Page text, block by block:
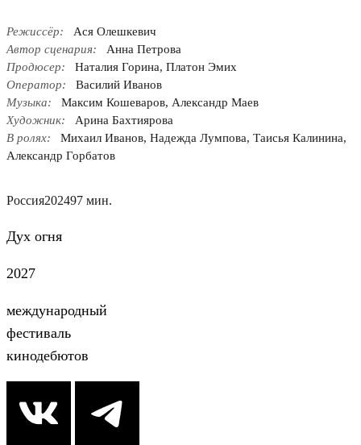
Режиссёр:
Ася Олешкевич
Автор сценария:
Анна Петрова
Продюсер:
Наталия Горина, Платон Эмих
Оператор:
Василий Иванов
Музыка:
Максим Кошеваров, Александр Маев
Художник:
Арина Бахтиярова
В ролях:
Михаил Иванов, Надежда Лумпова, Таисья Калинина,
Александр Горбатов
Россия202497 мин.
Дух огня
2027
международный
фестиваль
кинодебютов